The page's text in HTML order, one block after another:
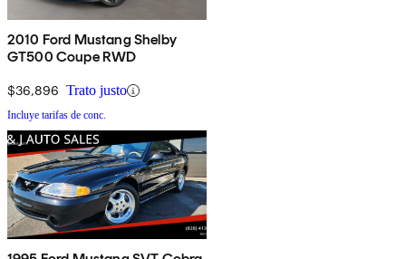
2010 Ford Mustang Shelby
GT500 Coupe RWD
$36,896 Trato justo
Incluye tarifas de conc.